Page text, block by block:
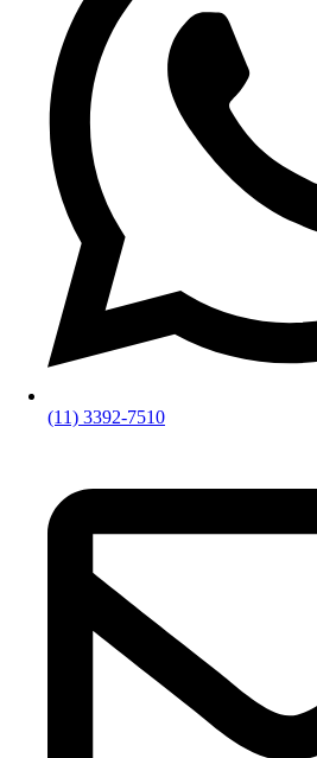
(11) 3392-7510